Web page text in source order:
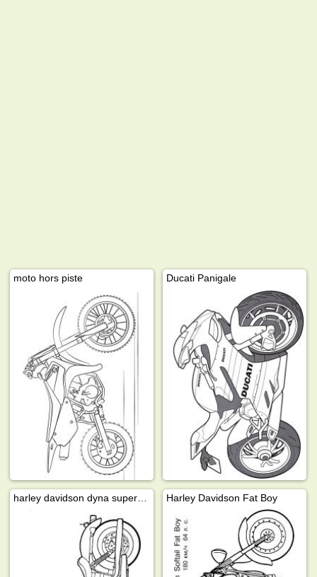
moto hors piste Ducati Panigale
harley davidson dyna super glide Harley Davidson Fat Boy